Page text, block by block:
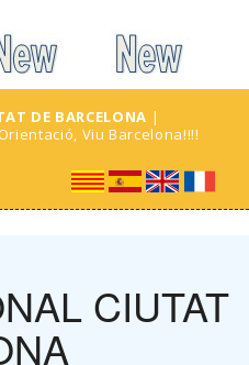
DE BARCELONA |
Viu Barcelona!!!!
CIUTAT